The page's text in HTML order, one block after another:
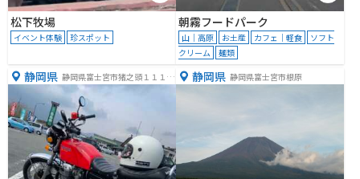
松下牧場
イベント体験 珍スポット
朝霧フードパーク
山｜高原 お土産 カフェ｜軽食
ソフト
クリーム
麺類
静岡県 静岡県富士宮市猪之頭１１１４
静岡県 静岡県富士宮市根原